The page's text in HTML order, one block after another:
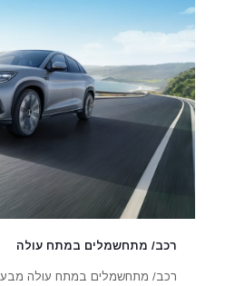
רכב/ מתחשמלים במתח עולה
רכב/ מתחשמלים במתח עולה